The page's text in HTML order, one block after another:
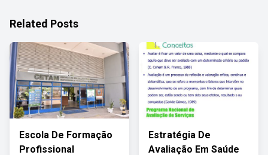
Related Posts
Escola De Formação
Profissional
Estratégia De
Avaliação Em Saúde